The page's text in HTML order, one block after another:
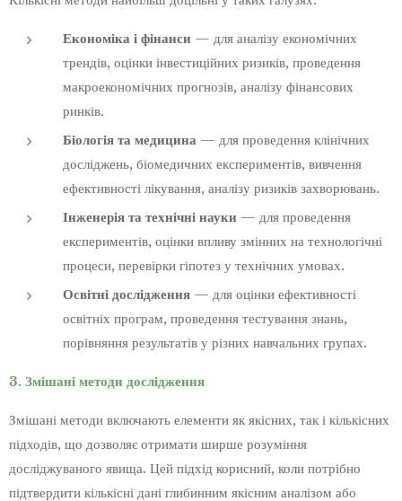
Економіка і фінанси — для аналізу економічних
трендів, оцінки інвестиційних ризиків, проведення
макроекономічних прогнозів, аналізу фінансових
ринків.
Біологія та медицина — для проведення клінічних
досліджень, біомедичних експериментів, вивчення
ефективності лікування, аналізу ризиків захворювань.
Інженерія та технічні науки — для проведення
експериментів, оцінки впливу змінних на технологічні
процеси, перевірки гіпотез у технічних умовах.
Освітні дослідження — для оцінки ефективності
освітніх програм, проведення тестування знань,
порівняння результатів у різних навчальних групах.
3. Змішані методи дослідження
Змішані методи включають елементи як якісних, так і кількісних
підходів, що дозволяє отримати ширше розуміння
досліджуваного явища. Цей підхід корисний, коли потрібно
підтвердити кількісні дані глибинним якісним аналізом або